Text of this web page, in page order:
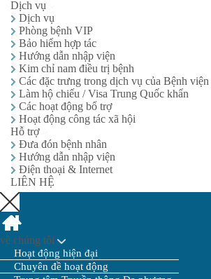
Dịch vụ
Dịch vụ
Phòng bệnh VIP
Bảo hiểm hợp tác
Hướng dẫn nhập viện
Kim chỉ nam điều trị bệnh
Các đặc trưng trong dịch vụ của Bệnh viện
Làm hộ chiếu / Visa Trung Quốc khẩn
Các hoạt động bổ trợ
Hoạt động công tác xã hội
Hỗ trợ
Đưa đón bệnh nhân
Hướng dẫn nhập viện
Điện thoại & Internet
LIÊN HỆ
về chúng tôi
Hoạt động hiện đại
Chuyên đề hoạt động